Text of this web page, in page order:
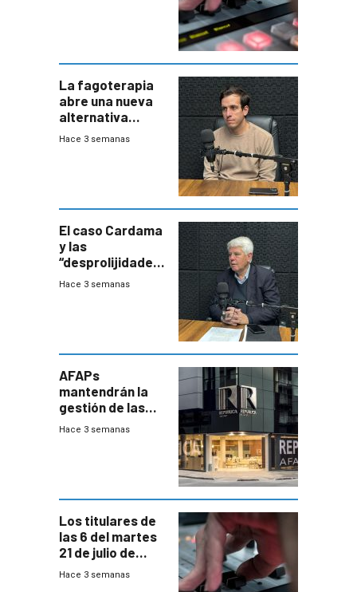
La fagoterapia
abre una nueva
alternativa
contra bacterias
innovadora
Hace 3 semanas
El caso Cardama
y las
“desprolijidades”
que la
Hace 3 semanas
AFAPs
mantendrán la
gestión de las
cuentas
Hace 3 semanas
Los titulares de
las 6 del martes
21 de julio de
2026
Hace 3 semanas